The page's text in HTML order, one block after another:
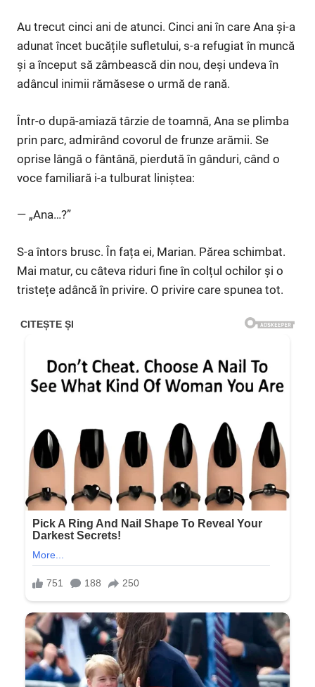
Au trecut cinci ani de atunci. Cinci ani în care Ana și-a
adunat încet bucățile sufletului, s-a refugiat în muncă
și a început să zâmbească din nou, deși undeva în
adâncul inimii rămăsese o urmă de rană.
Într-o după-amiază târzie de toamnă, Ana se plimba
prin parc, admirând covorul de frunze arămii. Se
oprise lângă o fântână, pierdută în gânduri, când o
voce familiară i-a tulburat liniștea:
— „Ana…?”
S-a întors brusc. În fața ei, Marian. Părea schimbat.
Mai matur, cu câteva riduri fine în colțul ochilor și o
tristețe adâncă în privire. O privire care spunea tot.